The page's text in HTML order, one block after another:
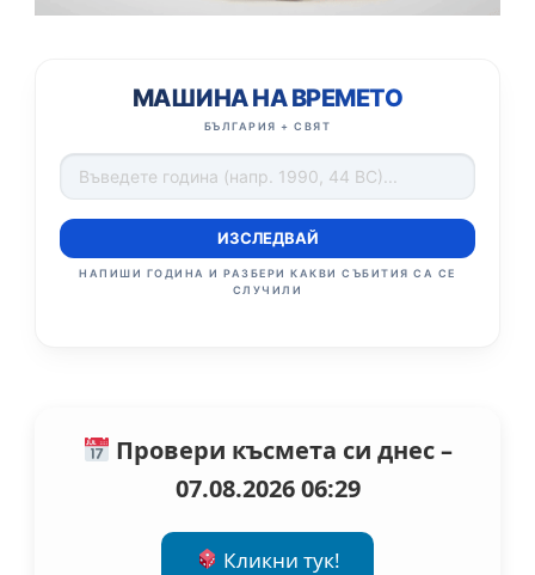
МАШИНА НА ВРЕМЕТО
БЪЛГАРИЯ + СВЯТ
ИЗСЛЕДВАЙ
НАПИШИ ГОДИНА И РАЗБЕРИ КАКВИ СЪБИТИЯ СА СЕ
СЛУЧИЛИ
Провери късмета си днес –
07.08.2026 06:29
Кликни тук!